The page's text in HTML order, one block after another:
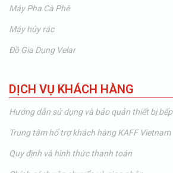
Máy Pha Cà Phê
Máy hủy rác
Đồ Gia Dụng Velar
DỊCH VỤ KHÁCH HÀNG
Hướng dẫn sử dụng và bảo quản thiết bị bếp
Trung tâm hổ trợ khách hàng KAFF Vietnam
Quy định và hình thức thanh toán